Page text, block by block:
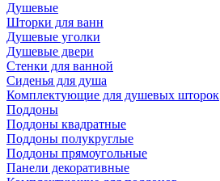
Душевые
Шторки для ванн
Душевые уголки
Душевые двери
Стенки для ванной
Сиденья для душа
Комплектующие для душевых шторок
Поддоны
Поддоны квадратные
Поддоны полукруглые
Поддоны прямоугольные
Панели декоративные